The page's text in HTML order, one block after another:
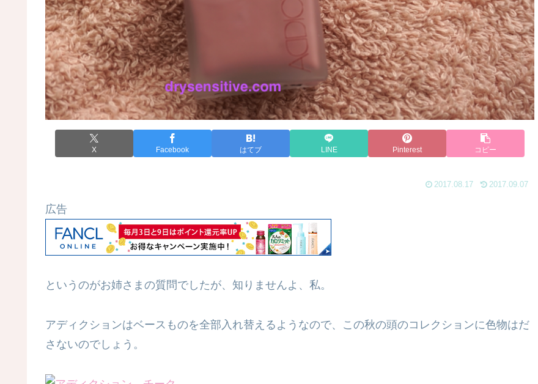
X Facebook はてブ LINE Pinterest コピー
2017.08.17 2017.09.07
広告
というのがお姉さまの質問でしたが、知りませんよ、私。
アディクションはベースものを全部入れ替えるようなので、この秋の頭のコレクションに色物はだ
さないのでしょう。